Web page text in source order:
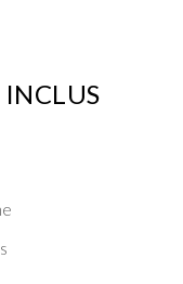
INCLUS